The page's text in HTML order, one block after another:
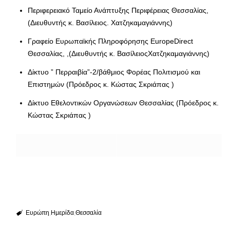
Περιφερειακό Ταμείο Ανάπτυξης Περιφέρειας Θεσσαλίας,
(Διευθυντής κ. Βασίλειος. Χατζηκαμαγιάννης)
Γραφείο Ευρωπαϊκής Πληροφόρησης EuropeDirect
Θεσσαλίας, ,(Διευθυντής κ. ΒασίλειοςΧατζηκαμαγιάννης)
Δίκτυο ” Περραιβία”-2/βάθμιος Φορέας Πολιτισμού και
Επιστημών (Πρόεδρος κ. Κώστας Σκριάπας )
Δίκτυο Εθελοντικών Οργανώσεων Θεσσαλίας (Πρόεδρος κ.
Κώστας Σκριάπας )
Ευρώπη Ημερίδα Θεσσαλία